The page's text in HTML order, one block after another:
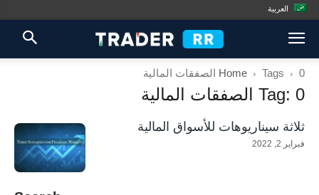
العربية
Home Tags 0 الصفقات المالية
Tag: 0 الصفقات المالية
ثلاثة سيناريوهات للأسواق المالية
فبراير 2, 2022